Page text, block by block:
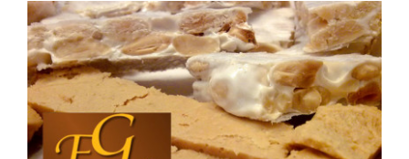
Ver
imagen
más
grande